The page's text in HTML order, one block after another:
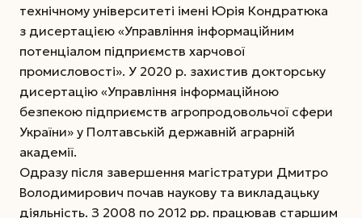
технічному університеті імені Юрія Кондратюка
з дисертацією «Управління інформаційним
потенціалом підприємств харчової
промисловості». У 2020 р. захистив докторську
дисертацію «Управління інформаційною
безпекою підприємств агропродовольчої сфери
України» у Полтавській державній аграрній
академії.
Одразу після завершення магістратури Дмитро
Володимирович почав наукову та викладацьку
діяльність. З 2008 по 2012 рр. працював старшим